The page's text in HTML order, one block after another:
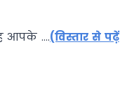
आपके ….(विस्तार से पढ़ें